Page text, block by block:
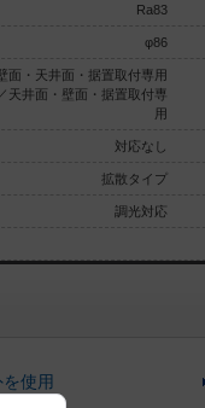
Ra83
φ86
面・天井面・据置取付専用
／天井面・壁面・据置取付専
用
対応なし
拡散タイプ
調光対応
使用